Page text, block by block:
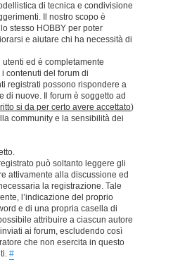
di tecnica e condivisione
Il nostro scopo è
stesso HOBBY per poter
e aiutare chi ha necessità di
ed è completamente
contenuti del forum di
registrati possono rispondere a
di nuove. Il forum è soggetto ad
si da per certo avere accettato)
community e la sensibilità dei
può soltanto leggere gli
attivamente alla discussione ed
la registrazione. Tale
l’indicazione del proprio
e di una propria casella di
attribuire a ciascun autore
ai forum, escludendo così
che non esercita in questo
#